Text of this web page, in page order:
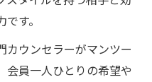
す。
カウンセラーがマンツー
会員一人ひとりの希望や